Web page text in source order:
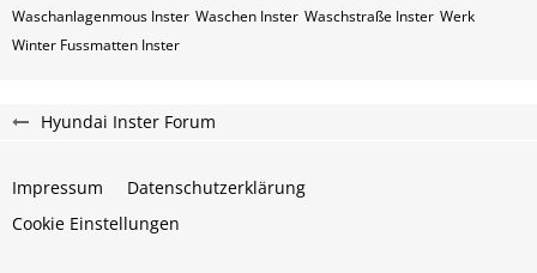
Waschanlagenmous Inster Waschen Inster Waschstraße Inster Werk
Winter Fussmatten Inster
Hyundai Inster Forum
Impressum
Datenschutzerklärung
Cookie Einstellungen